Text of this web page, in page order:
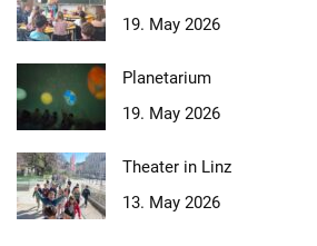
19. May 2026
Planetarium
19. May 2026
Theater in Linz
13. May 2026